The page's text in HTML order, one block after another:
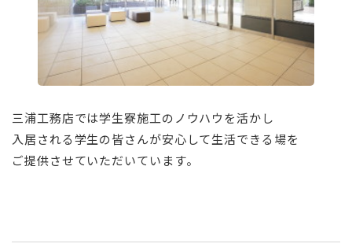
三浦工務店では学生寮施工のノウハウを活かし
入居される学生の皆さんが安心して生活できる場を
ご提供させていただいています。